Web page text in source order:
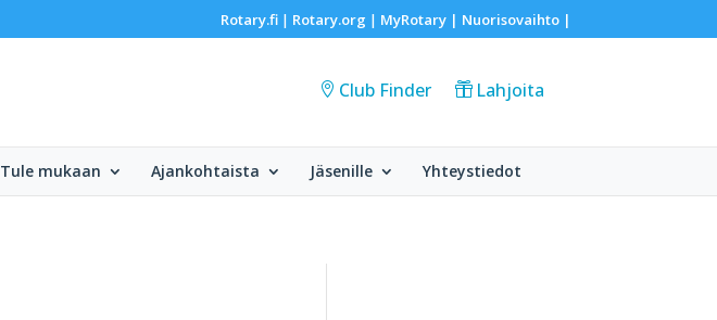
Rotary.fi| Rotary.org | MyRotary | Nuorisovaihto|
Club Finder Lahjoita
Tule mukaan Ajankohtaista Jäsenille Yhteystiedot